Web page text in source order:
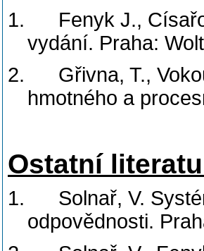
1.
Fenyk J.,
vydání. Praha:
2.
Gřivna, T.,
hmotného a
Ostatní
1.
Solnař, V.
odpovědnosti.